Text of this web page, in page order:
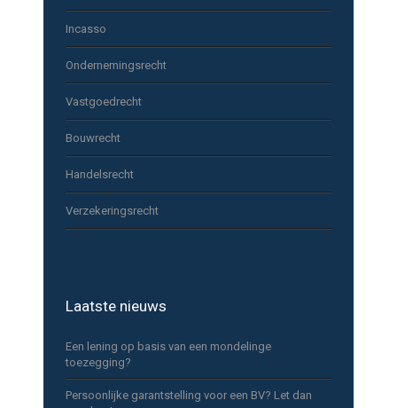
Incasso
Ondernemingsrecht
Vastgoedrecht
Bouwrecht
Handelsrecht
Verzekeringsrecht
Laatste nieuws
Een lening op basis van een mondelinge
toezegging?
Persoonlijke garantstelling voor een BV? Let dan